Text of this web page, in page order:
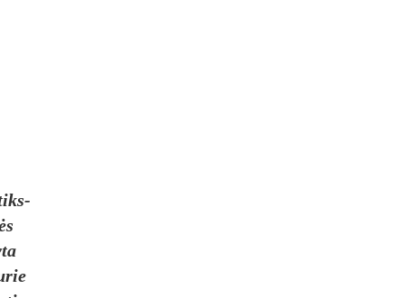
tiks­